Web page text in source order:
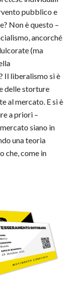
pubblico e
Non è questo –
ancorché
(ma
Il liberalismo si è
delle storture
al mercato. E si è
a priori –
siano in
una teoria
che, come in